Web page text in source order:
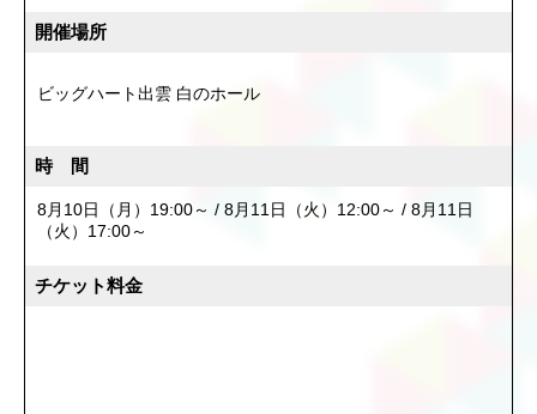
開催場所
ビッグハート出雲 白のホール
時 間
8月10日（月）19:00～ / 8月11日（火）12:00～ / 8月11日
（火）17:00～
チケット料金